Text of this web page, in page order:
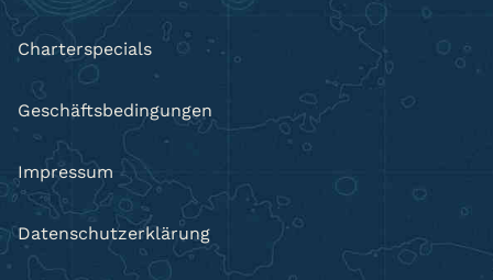
Charterspecials
Geschäftsbedingungen
Impressum
Datenschutzerklärung